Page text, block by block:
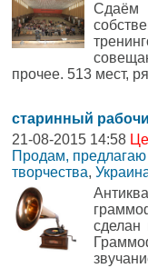
Сдаём
прочее. 513 мест,
старинный
21-08-2015 14:58
Продам, предлагаю
творчества,
сделан